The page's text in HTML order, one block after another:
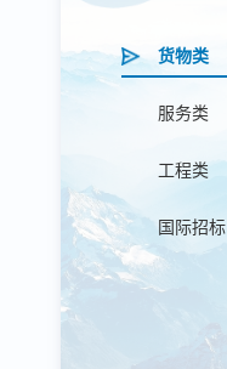
货物类
服务类
工程类
国际招标